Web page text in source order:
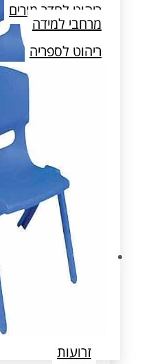
ארגונומיה
שולחנות חשמליים
זרועות
ריהוט לחדר מורים
מרחבי למידה
ריהוט לספריה
שולחן מעבדה